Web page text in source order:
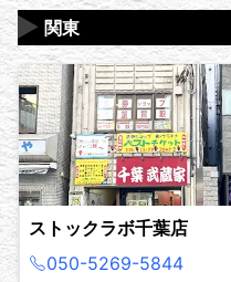
関東
▶
ストックラボ千葉店
050-5269-5844